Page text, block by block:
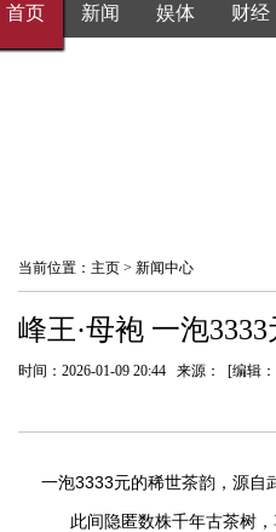
首页 新闻 娱体 财经
当前位置： 主页 > 新闻中心
峰王·母袍 一泡3333
时间：2026-01-09 20:44 来源： [编辑
一泡3333元的稀世茶韵，源自
此间隐匿数株千年古茶树